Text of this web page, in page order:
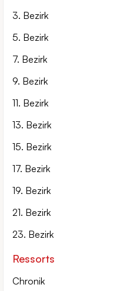
3. Bezirk
5. Bezirk
7. Bezirk
9. Bezirk
11. Bezirk
13. Bezirk
15. Bezirk
17. Bezirk
19. Bezirk
21. Bezirk
23. Bezirk
Ressorts
Chronik